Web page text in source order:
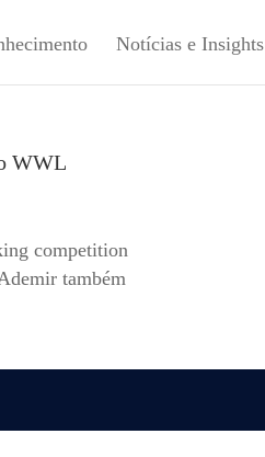
Notícias e Insights
WWL
competition
também